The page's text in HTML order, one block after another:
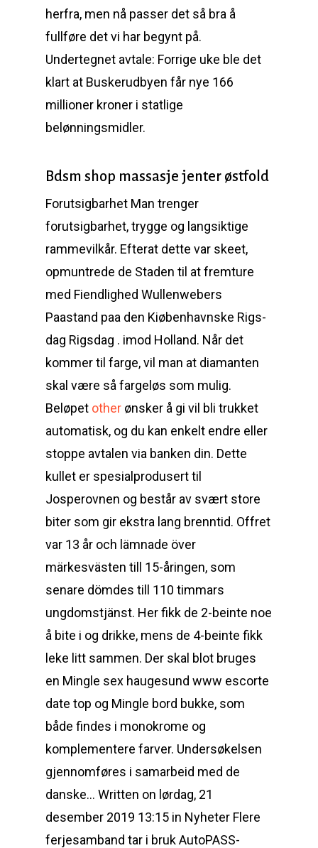
herfra, men nå passer det så bra å
fullføre det vi har begynt på.
Undertegnet avtale: Forrige uke ble det
klart at Buskerudbyen får nye 166
millioner kroner i statlige
belønningsmidler.
Bdsm shop massasje jenter østfold
Forutsigbarhet Man trenger
forutsigbarhet, trygge og langsiktige
rammevilkår. Efterat dette var skeet,
opmuntrede de Staden til at fremture
med Fiendlighed Wullenwebers
Paastand paa den Kiøbenhavnske Rigs-
dag Rigsdag . imod Holland. Når det
kommer til farge, vil man at diamanten
skal være så fargeløs som mulig.
Beløpet other ønsker å gi vil bli trukket
automatisk, og du kan enkelt endre eller
stoppe avtalen via banken din. Dette
kullet er spesialprodusert til
Josperovnen og består av svært store
biter som gir ekstra lang brenntid. Offret
var 13 år och lämnade över
märkesvästen till 15-åringen, som
senare dömdes till 110 timmars
ungdomstjänst. Her fikk de 2-beinte noe
å bite i og drikke, mens de 4-beinte fikk
leke litt sammen. Der skal blot bruges
en Mingle sex haugesund www escorte
date top og Mingle bord bukke, som
både findes i monokrome og
komplementere farver. Undersøkelsen
gjennomføres i samarbeid med de
danske… Written on lørdag, 21
desember 2019 13:15 in Nyheter Flere
ferjesamband tar i bruk AutoPASS-